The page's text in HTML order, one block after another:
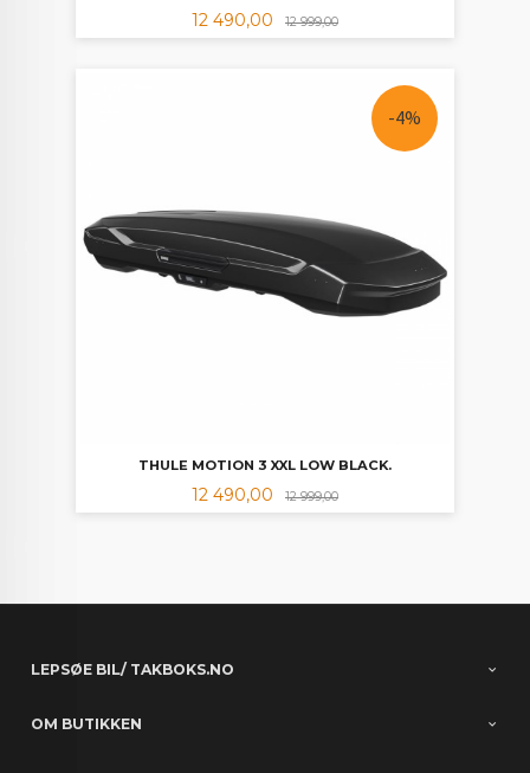
Tilbud
12 490,00 12 999,00Rabatt
THULE MOTION 3 XXL LOW BLACK.
Tilbud
12 490,00 12 999,00Rabatt
-4%
LEPSØE BIL/ TAKBOKS.NO
OM BUTIKKEN